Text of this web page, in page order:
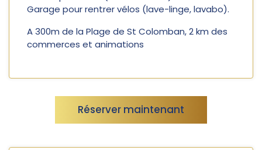
Garage pour rentrer vélos (lave-linge, lavabo).
A 300m de la Plage de St Colomban, 2 km des
commerces et animations
Réserver maintenant